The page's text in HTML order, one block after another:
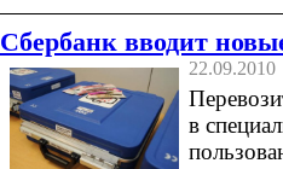
Сбербанк вводит
22.09.2010
в